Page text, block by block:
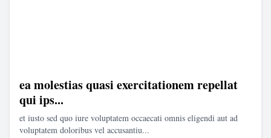
ea molestias quasi exercitationem repellat
qui ips...
et iusto sed quo iure voluptatem occaecati omnis eligendi aut ad
voluptatem doloribus vel accusantiu...